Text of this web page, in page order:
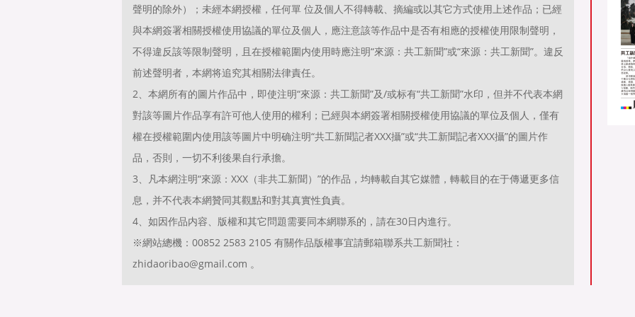
聲明的除外）；未經本網授權，任何單 位及個人不得轉載、摘編或以其它方式使用上述作品；已經
與本網簽署相關授權使用協議的單位及個人，應注意該等作品中是否有相應的授權使用限制聲明，
不得違反該等限制聲明，且在授權範圍内使用時應注明“來源：共工新聞”或“來源：共工新聞”。違反
前述聲明者，本網将追究其相關法律責任。
2、本網所有的圖片作品中，即使注明“來源：共工新聞”及/或标有“共工新聞”水印，但并不代表本網
對該等圖片作品享有許可他人使用的權利；已經與本網簽署相關授權使用協議的單位及個人，僅有
權在授權範圍内使用該等圖片中明确注明“共工新聞記者XXX攝”或“共工新聞記者XXX攝”的圖片作
品，否則，一切不利後果自行承擔。
3、凡本網注明“來源：XXX（非共工新聞）”的作品，均轉載自其它媒體，轉載目的在于傳遞更多信
息，并不代表本網贊同其觀點和對其真實性負責。
4、如因作品内容、版權和其它問題需要同本網聯系的，請在30日内進行。
※網站總機：00852 2583 2105 有關作品版權事宜請郵箱聯系共工新聞社：
zhidaoribao@gmail.com 。